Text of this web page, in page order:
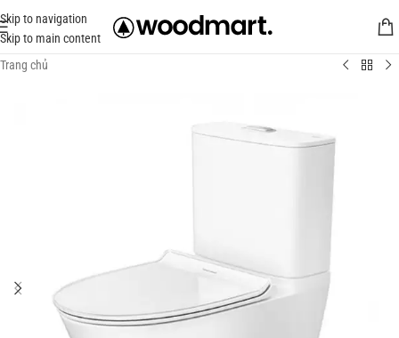
Skip to navigation
Skip to main content
Trang chủ